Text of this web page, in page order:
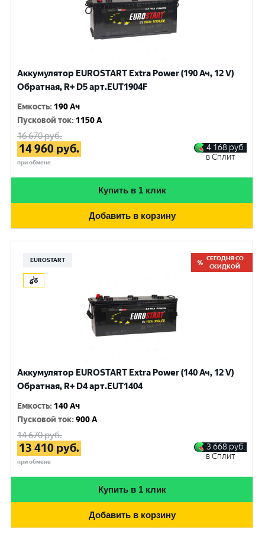
Аккумулятор EUROSTART Extra Power (190 Ач, 12 V)
Обратная, R+ D5 арт.EUT1904F
Емкость: 190 Ач
Пусковой ток: 1150 A
16 670руб.
14 960 руб.
при обмене
4 168 руб.
в Сплит
Купить в 1 клик
Добавить в корзину
EUROSTART
СЕГОДНЯ СО
СКИДКОЙ
Аккумулятор EUROSTART Extra Power (140 Ач, 12 V)
Обратная, R+ D4 арт.EUT1404
Емкость: 140 Ач
Пусковой ток:900 A
14 670руб.
13 410 руб.
при обмене
3 668 руб.
в Сплит
Купить в 1 клик
Добавить в корзину